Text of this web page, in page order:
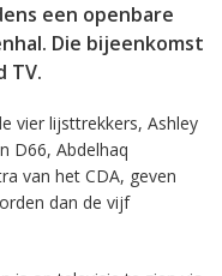
een openbare
Die bijeenkomst
TV.
vier lijsttrekkers, Ashley
D66, Abdelhaq
van het CDA, geven
dan de vijf